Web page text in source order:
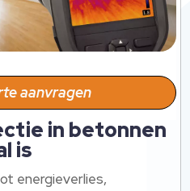
aanvragen
in betonnen
is
energieverlies,